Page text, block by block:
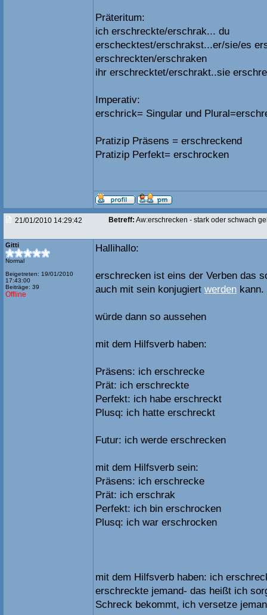
Präteritum:
ich erschreckte/erschrak... du
erschecktest/erschrakst...er/sie/es
erschreckten/erschraken
ihr erschrecktet/erschrakt..sie
Imperativ:
erschrick= Singular und
Pratizip Präsens = erschreckend
Pratizip Perfekt= erschrocken
21/01/2010 14:29:42 Betreff: Aw:erschrecken - stark oder schwach
Gitti
Normal
Beigetreten: 19/01/2010
17:43:00
Beiträge: 39
Offline
Hallihallo:
erschrecken ist eins der Verben das
auch mit sein konjugiert werden kann.
würde dann so aussehen
mit dem Hilfsverb haben:
Präsens: ich erschrecke
Prät: ich erschreckte
Perfekt: ich habe erschreckt
Plusq: ich hatte erschreckt
Futur: ich werde erschrecken
mit dem Hilfsverb sein:
Präsens: ich erschrecke
Prät: ich erschrak
Perfekt: ich bin erschrocken
Plusq: ich war erschrocken
mit dem Hilfsverb haben: ich
erschreckte jemand- das heißt ich
Schreck bekommt, ich versetze